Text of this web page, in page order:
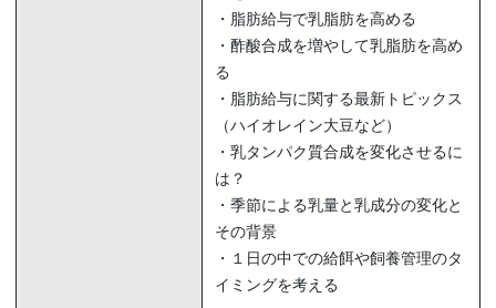
・脂肪給与で乳脂肪を高める
・酢酸合成を増やして乳脂肪を高め
る
・脂肪給与に関する最新トピックス
（ハイオレイン大豆など）
・乳タンパク質合成を変化させるに
は？
・季節による乳量と乳成分の変化と
その背景
・１日の中での給餌や飼養管理のタ
イミングを考える